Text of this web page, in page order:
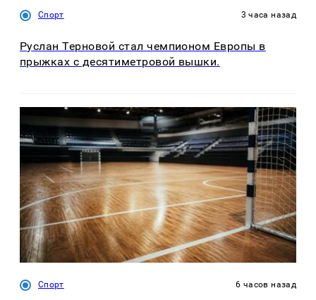
Спорт 3 часа назад
Руслан Терновой стал чемпионом Европы в
прыжках с десятиметровой вышки.
Спорт 6 часов назад